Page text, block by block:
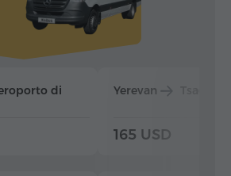
di
Yerevan
165 USD